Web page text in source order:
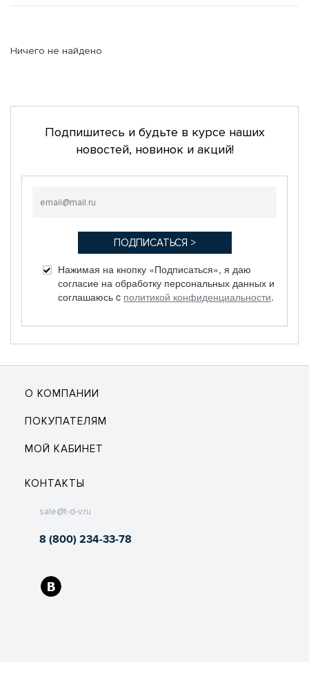
Ничего не найдено
Подпишитесь и будьте в курсе наших
новостей, новинок и акций!
Нажимая на кнопку «Подписаться», я даю
согласие на обработку персональных данных и
соглашаюсь c политикой конфиденциальности.
О КОМПАНИИ
ПОКУПАТЕЛЯМ
МОЙ КАБИНЕТ
КОНТАКТЫ
sale@t-d-v.ru
8 (800) 234-33-78